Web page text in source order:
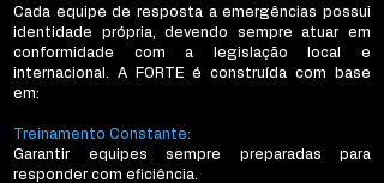
Cada equipe de resposta a emergências possui
identidade própria, devendo sempre atuar em
conformidade com a legislação local e
internacional. A FORTE é construída com base
em:
Treinamento Constante:
Garantir equipes sempre preparadas para
responder com eficiência.